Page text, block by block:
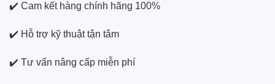
✔️ Cam kết hàng chính hãng 100%
✔️ Hỗ trợ kỹ thuật tận tâm
✔️ Tư vấn nâng cấp miễn phí